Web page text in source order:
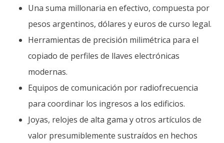
Una suma millonaria en efectivo, compuesta por
pesos argentinos, dólares y euros de curso legal.
Herramientas de precisión milimétrica para el
copiado de perfiles de llaves electrónicas
modernas.
Equipos de comunicación por radiofrecuencia
para coordinar los ingresos a los edificios.
Joyas, relojes de alta gama y otros artículos de
valor presumiblemente sustraídos en hechos